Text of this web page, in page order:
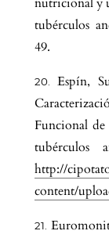
nutricional y
tubérculos
49.
Espín,
Funcional de
tubérculos
http://
content/